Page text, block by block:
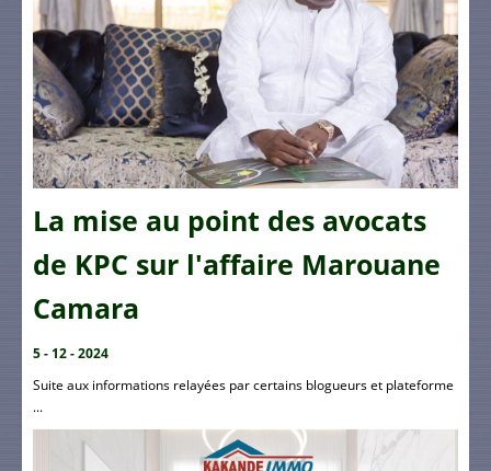
La mise au point des avocats
de KPC sur l'affaire Marouane
Camara
5 - 12 - 2024
Suite aux informations relayées par certains blogueurs et plateforme
...